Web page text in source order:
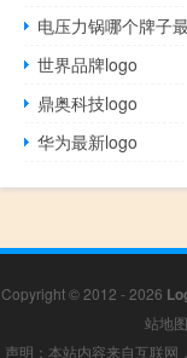
电压力锅哪个牌子
世界品牌logo
鼎奥科技logo
华为最新logo
Copyright © 2012 - 2026
站地图
声明：本站内容来自互联网